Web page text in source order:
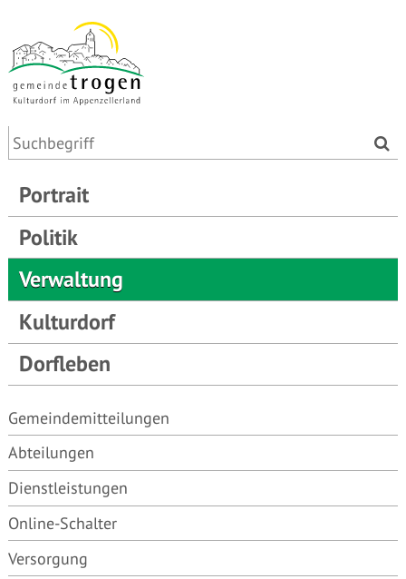
Portrait
Politik
Verwaltung
Kulturdorf
Dorfleben
Gemeindemitteilungen
Abteilungen
Dienstleistungen
Online-Schalter
Versorgung